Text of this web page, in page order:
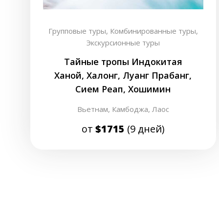
Групповые туры, Комбинированные туры,
Экскурсионные туры
Тайные тропы Индокитая
Ханой, Халонг, Луанг Прабанг,
Сием Реап, Хошимин
Вьетнам, Камбоджа, Лаос
от $1715 (9 дней)